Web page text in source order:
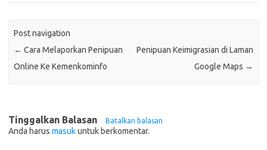
Post navigation
← Cara Melaporkan Penipuan
Online Ke Kemenkominfo
Penipuan Keimigrasian di Laman
Google Maps →
Tinggalkan Balasan Batalkan balasan
Anda harus masukuntuk berkomentar.